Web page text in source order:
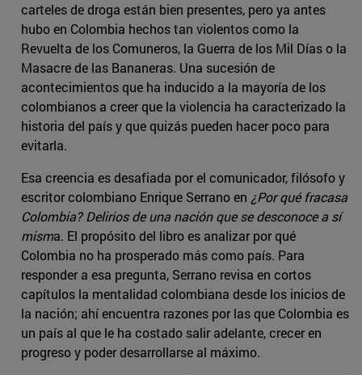
carteles de droga están bien presentes, pero ya antes
hubo en Colombia hechos tan violentos como la
Revuelta de los Comuneros, la Guerra de los Mil Días o la
Masacre de las Bananeras. Una sucesión de
acontecimientos que ha inducido a la mayoría de los
colombianos a creer que la violencia ha caracterizado la
historia del país y que quizás pueden hacer poco para
evitarla.
Esa creencia es desafiada por el comunicador, filósofo y
escritor colombiano Enrique Serrano en ¿Por qué fracasa
Colombia? Delirios de una nación que se desconoce a sí
misma. El propósito del libro es analizar por qué
Colombia no ha prosperado más como país. Para
responder a esa pregunta, Serrano revisa en cortos
capítulos la mentalidad colombiana desde los inicios de
la nación; ahí encuentra razones por las que Colombia es
un país al que le ha costado salir adelante, crecer en
progreso y poder desarrollarse al máximo.